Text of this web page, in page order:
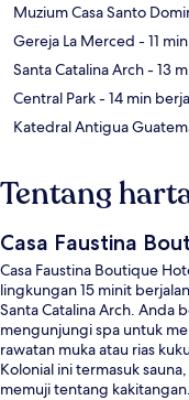
Muzium Casa Santo
Gereja La Merced - 11
Santa Catalina Arch- 13
Central Park- 14 min
Katedral Antigua
Tentang
Casa Faustina
Casa Faustina Boutique
lingkungan 15 minit
Santa Catalina Arch. Anda
mengunjungi spa untuk
rawatan muka atau rias
Kolonial ini termasuk
memuji tentang kakitangan.